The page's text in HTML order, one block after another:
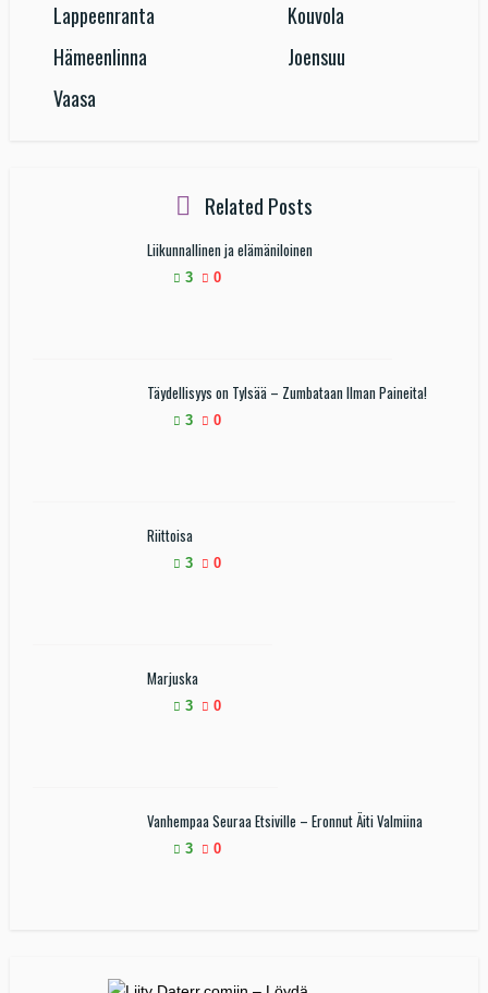
Lappeenranta
Kouvola
Hämeenlinna
Joensuu
Vaasa
Related Posts
Liikunnallinen ja elämäniloinen
3 0
Täydellisyys on Tylsää – Zumbataan Ilman Paineita!
3 0
Riittoisa
3 0
Marjuska
3 0
Vanhempaa Seuraa Etsiville – Eronnut Äiti Valmiina
3 0